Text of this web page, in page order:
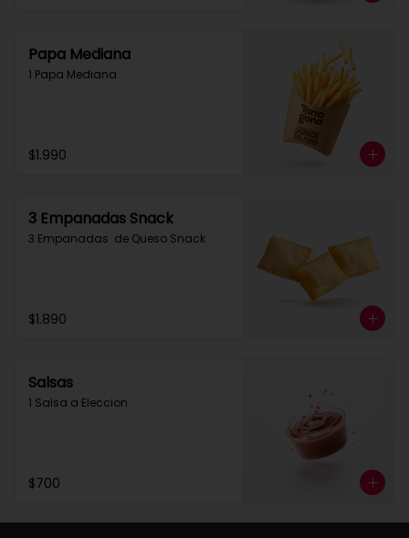
Papa Mediana
1 Papa Mediana
$1.990
3 Empanadas Snack
3 Empanadas  de Queso Snack
$1.890
Salsas
1 Salsa a Eleccion
$700